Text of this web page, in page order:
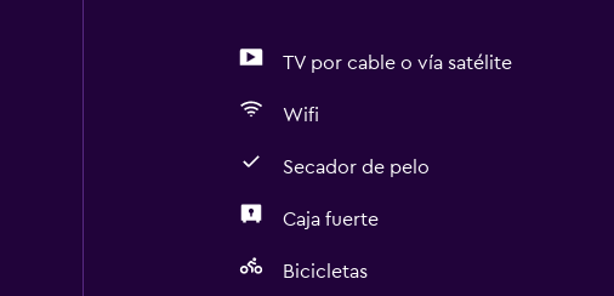
TV por cable o vía satélite
Wifi
Secador de pelo
Caja fuerte
Bicicletas